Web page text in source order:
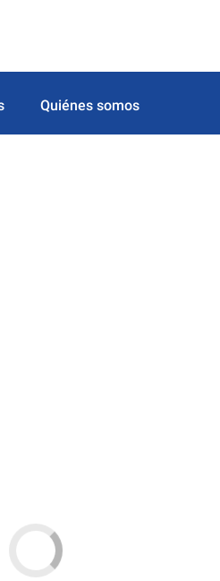
Quiénes somos